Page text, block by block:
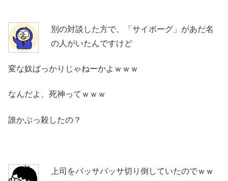
別の対談した方で、「サイボーグ」があだ名
の人がいたんですけど
変な奴ばっかりじゃねーかよｗｗｗ
なんだよ、死神ってｗｗｗ
誰かぶっ殺したの？
上司をバッサバッサ切り倒していたのでｗｗ